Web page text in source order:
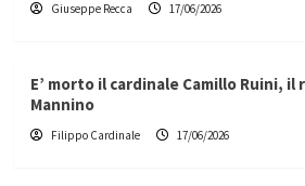
Giuseppe Recca 17/06/2026
E’ morto il cardinale Camillo Ruini, il
Mannino
Filippo Cardinale 17/06/2026